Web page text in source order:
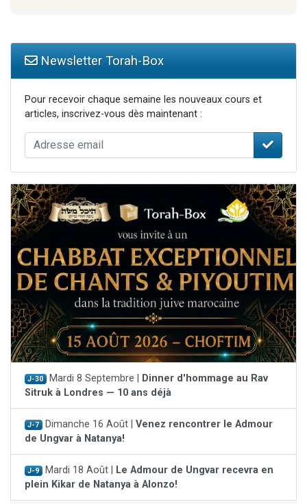
Newsletter Torah-Box
Pour recevoir chaque semaine les nouveaux cours et
articles, inscrivez-vous dès maintenant :
J-30 Mardi 8 Septembre |
Dinner d'hommage au Rav
Sitruk à Londres — 10 ans déjà
J-7 Dimanche 16 Août | Venez rencontrer le Admour
de Ungvar à Natanya!
J-9 Mardi 18 Août |
Le Admour de Ungvar recevra en
plein Kikar de Natanya à Alonzo!